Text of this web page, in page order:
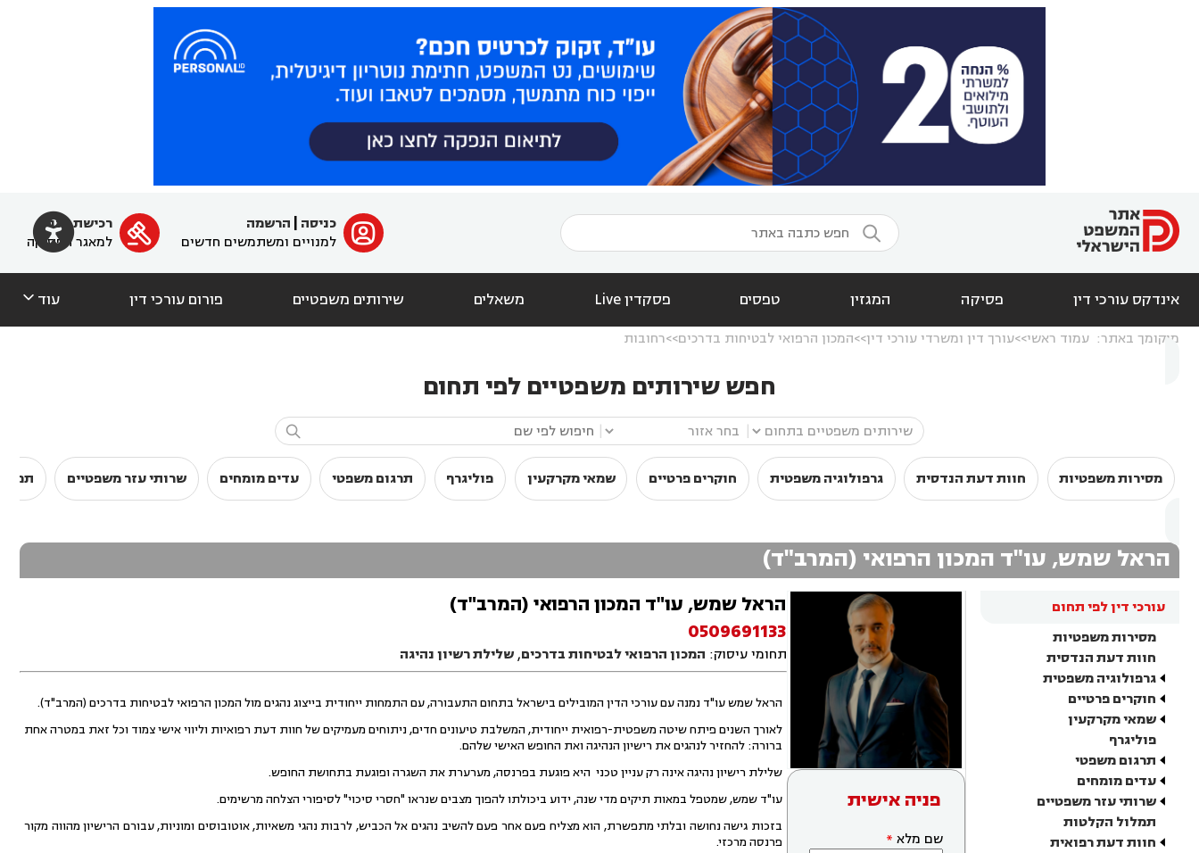
  ﱐ כניסה
הרשמה
למנויים ומשתמשים חדשים

רכישת מנוי
למאגר הפסיקה
אינדקס עורכי דין פסיקה המגזין טפסים פסקדין Live משאלים שירותים משפטיים פורום עורכי דין עוד 
מיקומך באתר: עמוד ראשי עורך דין ומשרדי עורכי דין המכון הרפואי לבטיחות בדרכים רחובות
חפש שירותים משפטיים לפי תחום

מסירות משפטיות חוות דעת הנדסית גרפולוגיה משפטית חוקרים פרטיים שמאי מקרקעין פוליגרף תרגום משפטי עדים מומחים שרותי עזר משפטיים
הראל שמש, עו"ד המכון הרפואי (המרב"ד)
עורכי דין לפי תחום
מסירות משפטיות
חוות דעת הנדסית
גרפולוגיה משפטית
חוקרים פרטיים
שמאי מקרקעין
פוליגרף
תרגום משפטי
עדים מומחים
שרותי עזר משפטיים
תמלול הקלטות
חוות דעת רפואית
פניה אישית
שם מלא
הראל שמש, עו"ד המכון הרפואי (המרב"ד)
0509691133
תחומי עיסוק: המכון הרפואי לבטיחות בדרכים,שלילת רשיון נהיגה
הראל שמש עו"ד נמנה עם עורכי הדין המובילים בישראל בתחום התעבורה, עם התמחות ייחודית בייצוג נהגים מול המכון הרפואי לבטיחות בדרכים (המרב"ד).
לאורך השנים פיתח שיטה משפטית-רפואית ייחודית, המשלבת טיעונים חדים, ניתוחים מעמיקים של חוות דעת רפואיות וליווי אישי צמוד וכל זאת במטרה אחת
ברורה: להחזיר לנהגים את רישיון הנהיגה ואת החופש האישי שלהם.
שלילת רישיון נהיגה אינה רק עניין טכני היא פוגעת בפרנסה, מערערת את השגרה ופוגעת בתחושת החופש.
עו"ד שמש, שמטפל במאות תיקים מדי שנה, ידוע ביכולתו להפוך מצבים שנראו "חסרי סיכוי" לסיפורי הצלחה מרשימים.
בזכות גישה נחושה ובלתי מתפשרת, הוא מצליח פעם אחר פעם להשיב נהגים אל הכביש, לרבות נהגי משאיות, אוטובוסים ומוניות, עבורם הרישיון מהווה מקור
פרנסה מרכזי.